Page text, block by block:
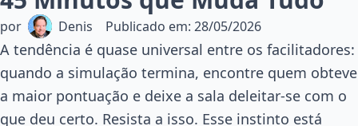
por Denis Publicado em: 28/05/2026
A tendência é quase universal entre os facilitadores:
quando a simulação termina, encontre quem obteve
a maior pontuação e deixe a sala deleitar-se com o
que deu certo. Resista a isso. Esse instinto está